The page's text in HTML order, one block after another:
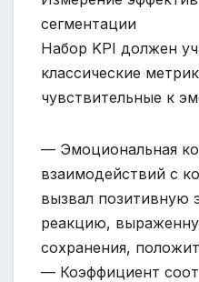
сегментации
Набор KPI должен
классические
чувствительные к
— Эмоциональная
взаимодействий с
вызвал позитивную
реакцию,
сохранения,
— Коэффициент